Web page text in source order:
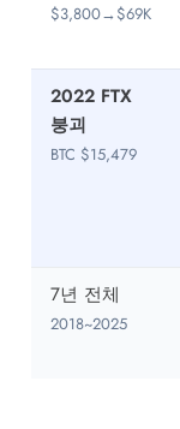
$3,800→$69K
2022 FTX
붕괴
BTC $15,479
7년 전체
2018~2025